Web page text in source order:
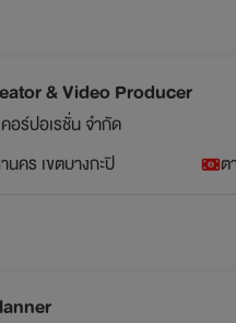
& Video Producer
อร์ปอเรชั่น จำกัด
คร เขตบางกะปิ ต